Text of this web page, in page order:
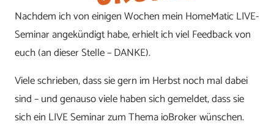
Nachdem ich von einigen Wochen mein HomeMatic LIVE-
Seminar angekündigt habe, erhielt ich viel Feedback von
euch (an dieser Stelle – DANKE).
Viele schrieben, dass sie gern im Herbst noch mal dabei
sind – und genauso viele haben sich gemeldet, dass sie
sich ein LIVE Seminar zum Thema ioBroker wünschen.